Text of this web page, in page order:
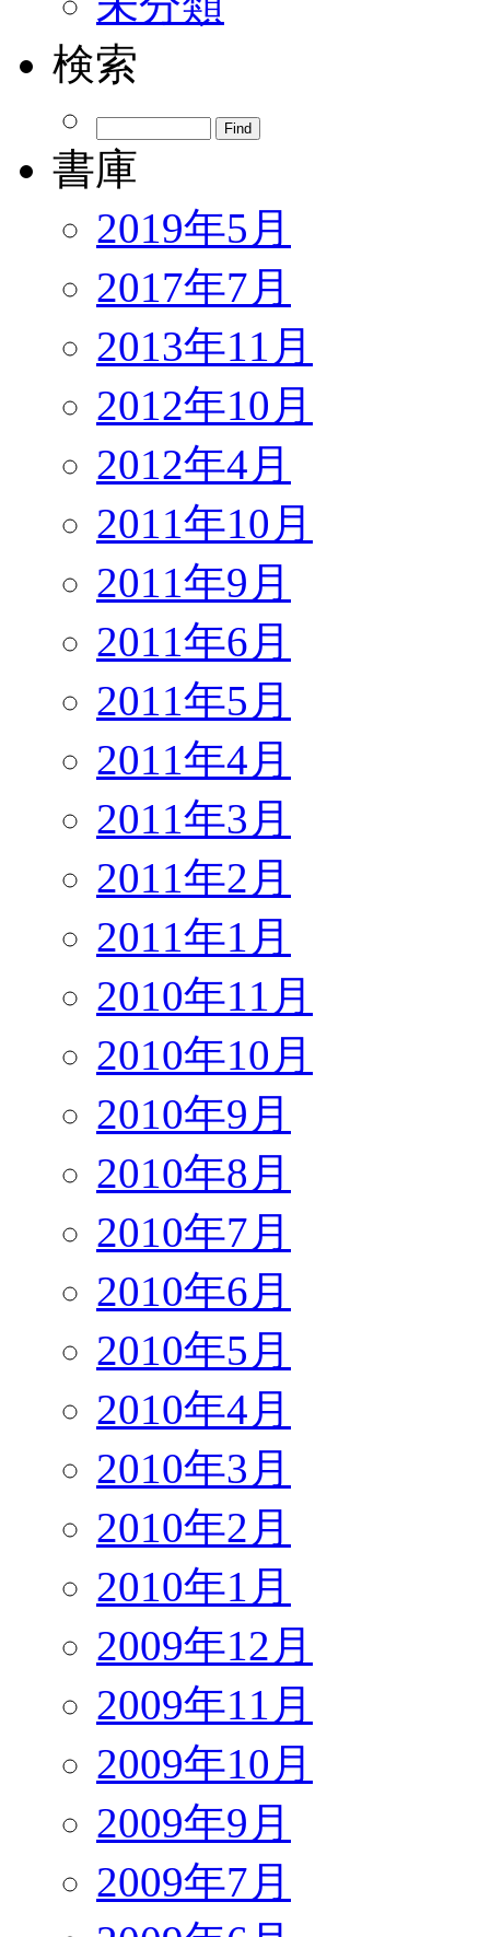
検索
書庫
2019年5月
2017年7月
2013年11月
2012年10月
2012年4月
2011年10月
2011年9月
2011年6月
2011年5月
2011年4月
2011年3月
2011年2月
2011年1月
2010年11月
2010年10月
2010年9月
2010年8月
2010年7月
2010年6月
2010年5月
2010年4月
2010年3月
2010年2月
2010年1月
2009年12月
2009年11月
2009年10月
2009年9月
2009年7月